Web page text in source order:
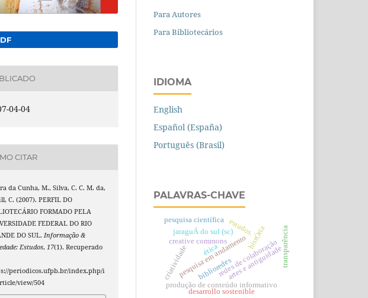
04-04
CITAR
da Cunha, M., Silva, C. C. M. da,
C. (2007). PERFIL DO
FORMADO PELA
FEDERAL DO RIO
DO SUL.Informação &
Estudos,17(1). Recuperado
periodicos.ufpb.br/index.php/i
view/504
Para Autores
Para Bibliotecários
IDIOMA
English
Español (España)
Português (Brasil)
PALAVRAS-CHAVE
redes de colaboração
pesquisa em andamento
estudos.
produção de conteúdo informativo
artes e antiguidade
creative commons
criatividade
histÓria
biblioredes
desarrollo sostenible
jaraguÁ do sul (sc) transparência
ética
pesquisa científica